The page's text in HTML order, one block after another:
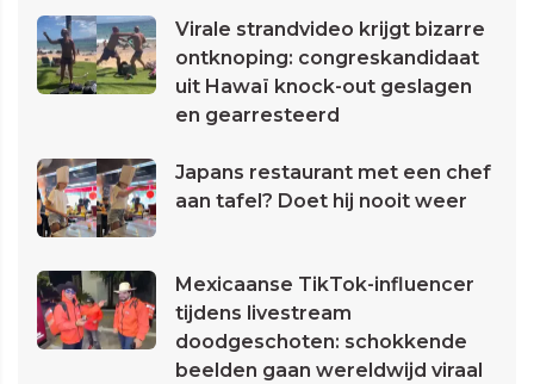
Virale strandvideo krijgt bizarre
ontknoping: congreskandidaat
uit Hawaï knock-out geslagen
en gearresteerd
Japans restaurant met een chef
aan tafel? Doet hij nooit weer
Mexicaanse TikTok-influencer
tijdens livestream
doodgeschoten: schokkende
beelden gaan wereldwijd viraal